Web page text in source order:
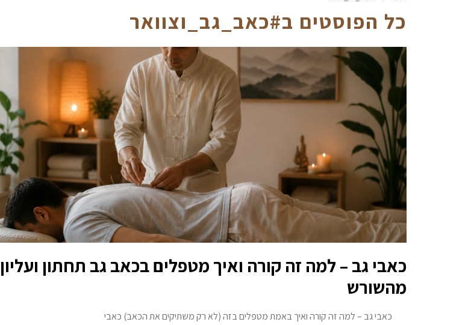
כל הפוסטים ב#כאב_גב_וצוואר
כאבי גב – למה זה קורה ואיך מטפלים בכאב גב תחתון ועליון
מהשורש
כאבי גב – למה זה קורה ואיך באמת מטפלים בזה (לא רק משתיקים את הכאב) כאבי